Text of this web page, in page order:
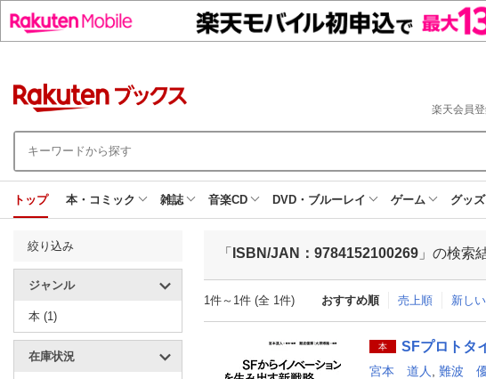
楽天会員登
トップ 本・コミック 雑誌 音楽CD DVD・ブルーレイ ゲーム グッズ
絞り込み
ジャンル
本 (1)
在庫状況
「 ISBN/JAN：9784152100269 」の検索
1件～1件 (全 1件) おすすめ順 売上順 新し
本 SFプロトタ
宮本 道人 難波